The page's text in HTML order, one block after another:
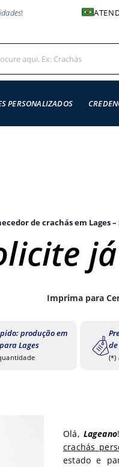
!
PERSONALIZADOS
de crachás em Lages
já
Imprima para
produção em
Lages
de
(*)
Olá, Lageano
crachás
estadoe